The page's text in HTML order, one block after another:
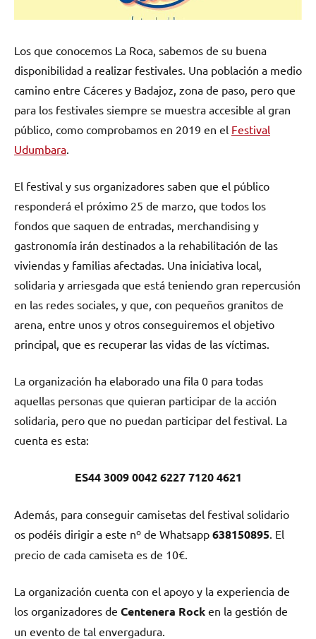
Los que conocemos La Roca, sabemos de su buena
disponibilidad a realizar festivales. Una población a medio
camino entre Cáceres y Badajoz, zona de paso, pero que
para los festivales siempre se muestra accesible al gran
público, como comprobamos en 2019 en el Festival
Udumbara
El festival y sus organizadores saben que el público
responderá el próximo 25 de marzo, que todos los
fondos que saquen de entradas, merchandising y
gastronomía irán destinados a la rehabilitación de las
viviendas y familias afectadas. Una iniciativa local,
solidaria y arriesgada que está teniendo gran repercusión
en las redes sociales, y que, con pequeños granitos de
arena, entre unos y otros conseguiremos el objetivo
principal, que es recuperar las vidas de las víctimas.
La organización ha elaborado una fila 0 para todas
aquellas personas que quieran participar de la acción
solidaria, pero que no puedan participar del festival. La
cuenta es esta:
ES44 3009 0042 6227 7120 4621
Además, para conseguir camisetas del festival solidario
os podéis dirigir a este nº de Whatsapp 638150895 . El
precio de cada camiseta es de 10€.
La organización cuenta con el apoyo y la experiencia de
los organizadores de Centenera Rock en la gestión de
un evento de tal envergadura.